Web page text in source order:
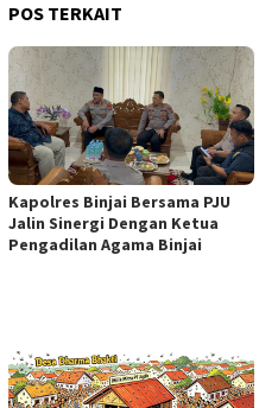
POS TERKAIT
Kapolres Binjai Bersama PJU
Jalin Sinergi Dengan Ketua
Pengadilan Agama Binjai